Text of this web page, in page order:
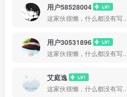
用户58528004
这家伙很懒，什么都没有写
用户30531896
这家伙很懒，什么都没有写
艾庭逸
这家伙很懒，什么都没有写